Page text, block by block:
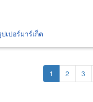
เปอร์มาร์เก็ต
Current
page
1 Page
2 Page
3